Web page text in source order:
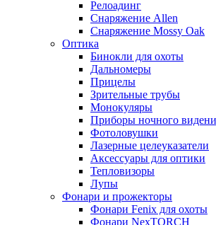
Релоадинг
Снаряжение Allen
Снаряжение Mossy Oak
Оптика
Бинокли для охоты
Дальномеры
Прицелы
Зрительные трубы
Монокуляры
Приборы ночного
Фотоловушки
Лазерные целеуказатели
Аксессуары для оптики
Тепловизоры
Лупы
Фонари и прожекторы
Фонари Fenix для охоты
Фонари NexTORCH